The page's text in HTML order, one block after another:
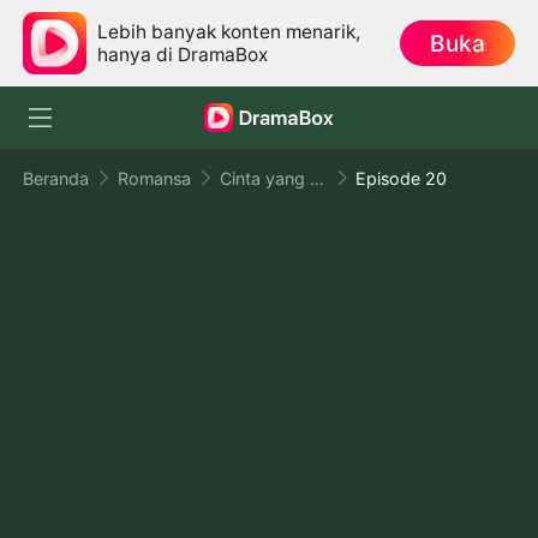
Lebih banyak konten menarik,
hanya di DramaBox
Buka
Beranda Romansa Cinta yang Tidak Disengaja Episode 20